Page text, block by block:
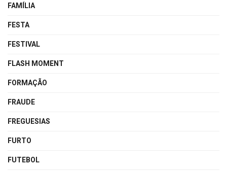
FAMÍLIA
FESTA
FESTIVAL
FLASH MOMENT
FORMAÇÃO
FRAUDE
FREGUESIAS
FURTO
FUTEBOL